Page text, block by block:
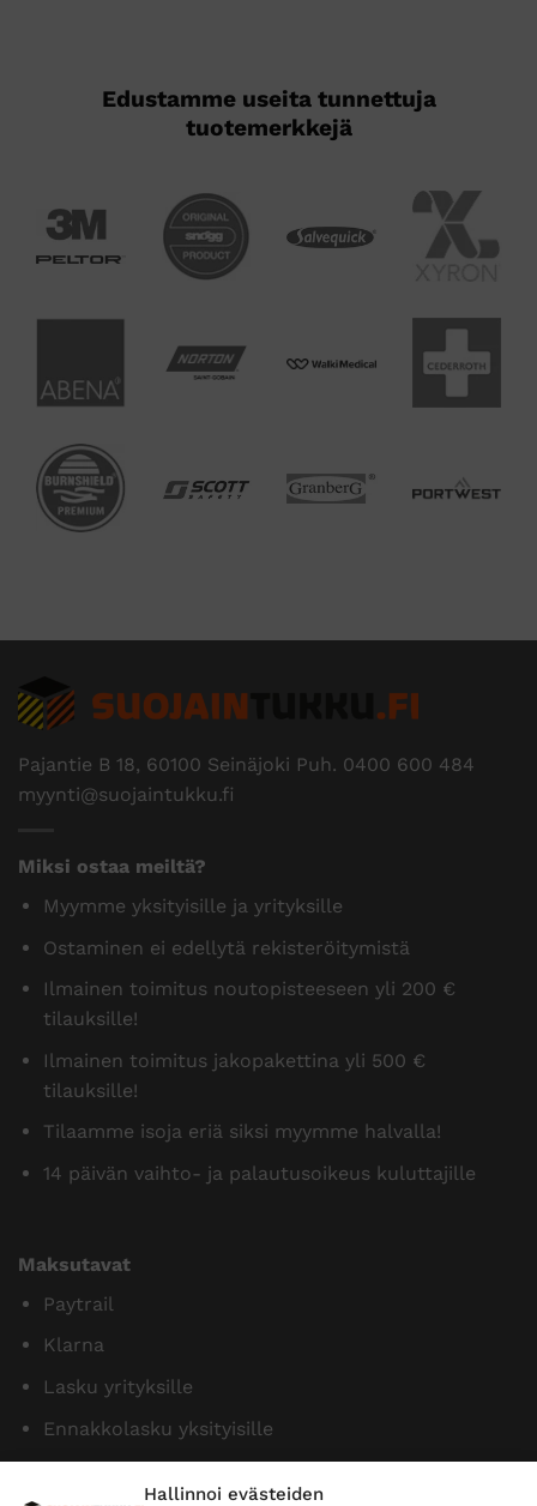
Hallinnoi evästeiden
Edustamme useita tunnettuja
tuotemerkkejä
Pajantie B 18, 60100 Seinäjoki Puh. 0400 600 484
myynti@suojaintukku.fi
Miksi ostaa meiltä?
Myymme yksityisille ja yrityksille
Ostaminen ei edellytä rekisteröitymistä
Ilmainen toimitus noutopisteeseen yli 200 €
tilauksille!
Ilmainen toimitus jakopakettina yli 500 €
tilauksille!
Tilaamme isoja eriä siksi myymme halvalla!
14 päivän vaihto- ja palautusoikeus kuluttajille
Maksutavat
Paytrail
Klarna
Lasku yrityksille
Ennakkolasku yksityisille